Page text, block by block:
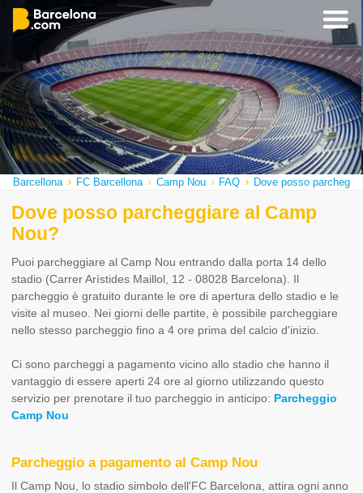
Barcellona FC Barcellona Camp Nou FAQ Dove posso
Dove posso parcheggiare al Camp
Nou?
Puoi parcheggiare al Camp Nou entrando dalla porta 14 dello
stadio (Carrer Arístides Maillol, 12 - 08028 Barcelona). Il
parcheggio è gratuito durante le ore di apertura dello stadio e le
visite al museo. Nei giorni delle partite, è possibile parcheggiare
nello stesso parcheggio fino a 4 ore prima del calcio d'inizio.
Ci sono parcheggi a pagamento vicino allo stadio che hanno il
vantaggio di essere aperti 24 ore al giorno utilizzando questo
servizio per prenotare il tuo parcheggio in anticipo: Parcheggio
Camp Nou
Parcheggio a pagamento al Camp Nou
Il Camp Nou, lo stadio simbolo dell'FC Barcelona, attira ogni anno